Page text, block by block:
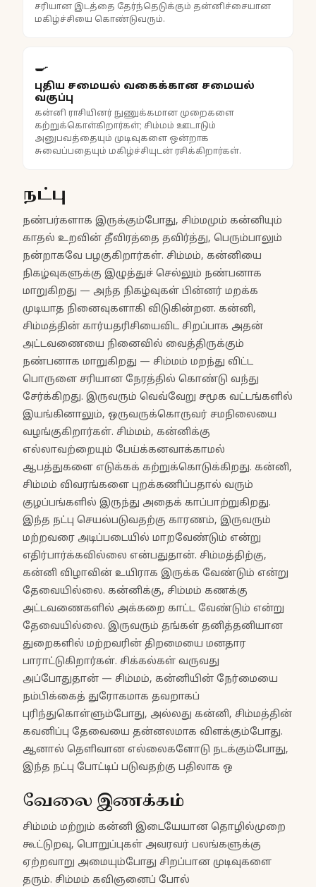
சரியான இடத்தை தேர்ந்தெடுக்கும் தன்னிச்சையான
மகிழ்ச்சியை கொண்டுவரும்.
🍳
புதிய சமையல் வகைக்கான சமையல்
வகுப்பு
கன்னி ராசியினர் நுணுக்கமான முறைகளை
கற்றுக்கொள்கிறார்கள்; சிம்மம் ஊடாடும்
அனுபவத்தையும் முடிவுகளை ஒன்றாக
சுவைப்பதையும் மகிழ்ச்சியுடன் ரசிக்கிறார்கள்.
நட்பு
நண்பர்களாக இருக்கும்போது, சிம்மமும் கன்னியும்
காதல் உறவின் தீவிரத்தை தவிர்த்து, பெரும்பாலும்
நன்றாகவே பழகுகிறார்கள். சிம்மம், கன்னியை
நிகழ்வுகளுக்கு இழுத்துச் செல்லும் நண்பனாக
மாறுகிறது — அந்த நிகழ்வுகள் பின்னர் மறக்க
முடியாத நினைவுகளாகி விடுகின்றன. கன்னி,
சிம்மத்தின் கார்யதரிசியைவிட சிறப்பாக அதன்
அட்டவணையை நினைவில் வைத்திருக்கும்
நண்பனாக மாறுகிறது — சிம்மம் மறந்து விட்ட
பொருளை சரியான நேரத்தில் கொண்டு வந்து
சேர்க்கிறது. இருவரும் வெவ்வேறு சமூக வட்டங்களில்
இயங்கினாலும், ஒருவருக்கொருவர் சமநிலையை
வழங்குகிறார்கள். சிம்மம், கன்னிக்கு
எல்லாவற்றையும் பேய்க்கனவாக்காமல்
ஆபத்துகளை எடுக்கக் கற்றுக்கொடுக்கிறது. கன்னி,
சிம்மம் விவரங்களை புறக்கணிப்பதால் வரும்
குழப்பங்களில் இருந்து அதைக் காப்பாற்றுகிறது.
இந்த நட்பு செயல்படுவதற்கு காரணம், இருவரும்
மற்றவரை அடிப்படையில் மாறவேண்டும் என்று
எதிர்பார்க்கவில்லை என்பதுதான். சிம்மத்திற்கு,
கன்னி விழாவின் உயிராக இருக்க வேண்டும் என்று
தேவையில்லை. கன்னிக்கு, சிம்மம் கணக்கு
அட்டவணைகளில் அக்கறை காட்ட வேண்டும் என்று
தேவையில்லை. இருவரும் தங்கள் தனித்தனியான
துறைகளில் மற்றவரின் திறமையை மனதார
பாராட்டுகிறார்கள். சிக்கல்கள் வருவது
அப்போதுதான் — சிம்மம், கன்னியின் நேர்மையை
நம்பிக்கைத் துரோகமாக தவறாகப்
புரிந்துகொள்ளும்போது, அல்லது கன்னி, சிம்மத்தின்
கவனிப்பு தேவையை தன்னலமாக விளக்கும்போது.
ஆனால் தெளிவான எல்லைகளோடு நடக்கும்போது,
இந்த நட்பு போட்டிப் படுவதற்கு பதிலாக ஒ
வேலை இணக்கம்
சிம்மம் மற்றும் கன்னி இடையேயான தொழில்முறை
கூட்டுறவு, பொறுப்புகள் அவரவர் பலங்களுக்கு
ஏற்றவாறு அமையும்போது சிறப்பான முடிவுகளை
தரும். சிம்மம் கவிஞனைப் போல்